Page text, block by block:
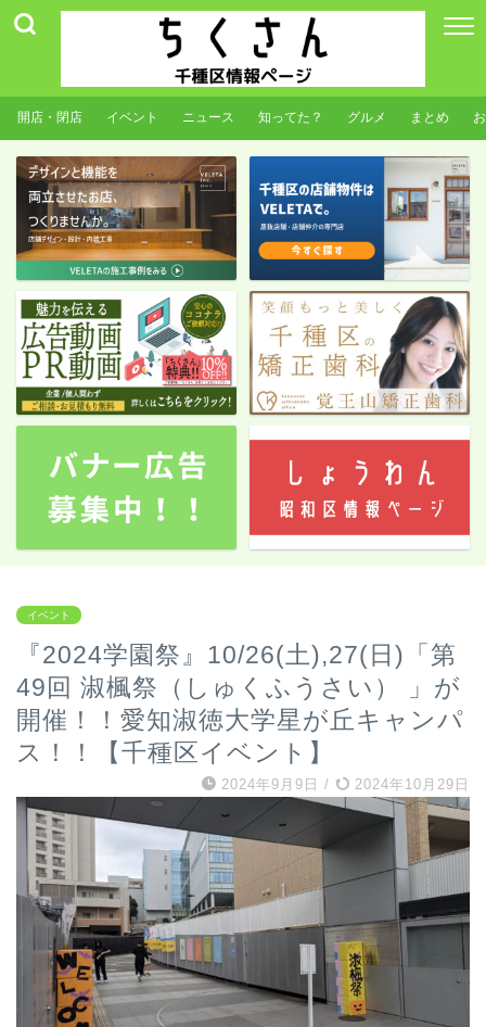
開店・閉店 イベント ニュース 知ってた？ グルメ まとめ
イベント
『2024学園祭』10/26(土),27(日)「第
49回 淑楓祭（しゅくふうさい） 」が
開催！！愛知淑徳大学星が丘キャンパ
ス！！【千種区イベント】
2024年9月9日 / 2024年10月29日